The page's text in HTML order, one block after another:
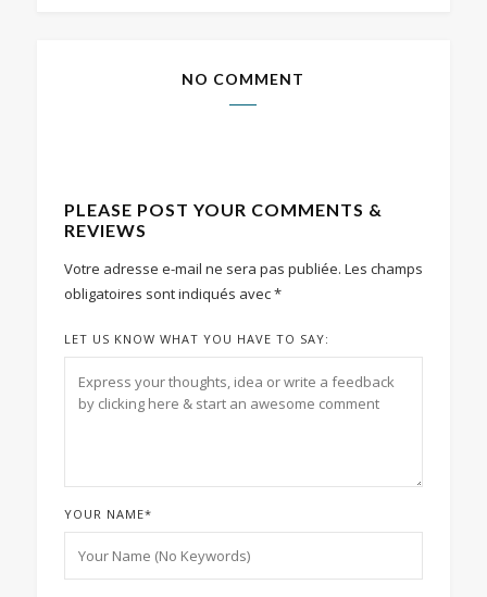
NO COMMENT
PLEASE POST YOUR COMMENTS &
REVIEWS
Votre adresse e-mail ne sera pas publiée. Les champs
obligatoires sont indiqués avec*
LET US KNOW WHAT YOU HAVE TO SAY:
YOUR NAME*